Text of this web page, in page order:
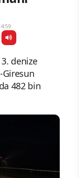
denize
Giresun
482 bin